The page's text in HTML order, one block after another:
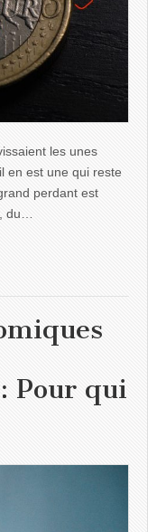
les unes
en est une qui reste
perdant est
du…
Pour qui